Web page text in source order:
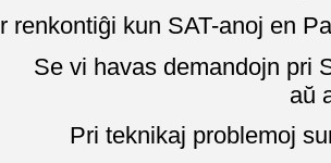
renkontiĝi kun SAT-anoj en
Se vi havas demandojn pri
aŭ
Pri teknikaj problemoj